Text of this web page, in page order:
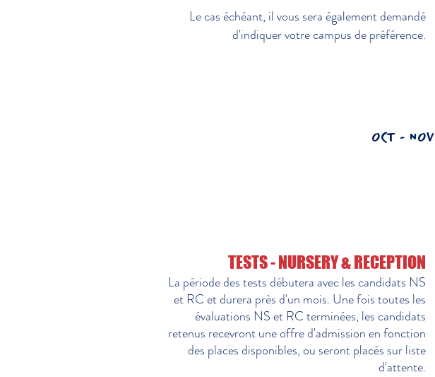
Le cas échéant, il vous sera également demandé
d'indiquer votre campus de préférence.
OCT - NOV
TESTS - NURSERY & RECEPTION
La période des tests débutera avec les candidats NS
et RC et durera près d'un mois. Une fois toutes les
évaluations NS et RC terminées, les candidats
retenus recevront une offre d'admission en fonction
des places disponibles, ou seront placés sur liste
d'attente.